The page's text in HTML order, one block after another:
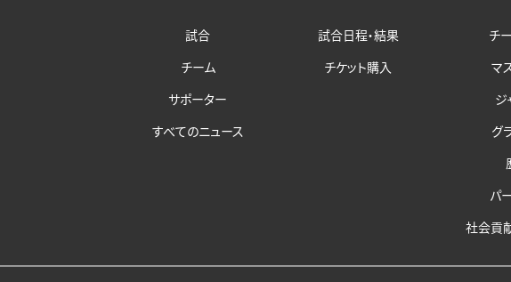
試合
チーム
サポーター
すべてのニュース
試合日程・結果
チケット購入
チ
マ
ジ
グ
パ
社会貢